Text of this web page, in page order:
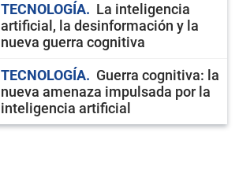
TECNOLOGÍA
La inteligencia
artificial, la desinformación y la
nueva guerra cognitiva
TECNOLOGÍA
Guerra cognitiva: la
nueva amenaza impulsada por la
inteligencia artificial